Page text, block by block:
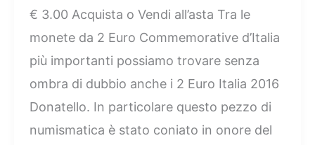
€ 3.00 Acquista o Vendi all’asta Tra le
monete da 2 Euro Commemorative d’Italia
più importanti possiamo trovare senza
ombra di dubbio anche i 2 Euro Italia 2016
Donatello. In particolare questo pezzo di
numismatica è stato coniato in onore del